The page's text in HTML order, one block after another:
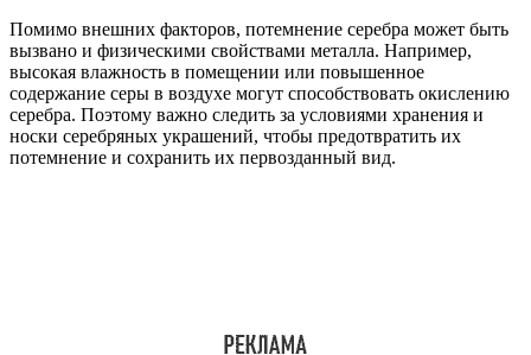
Помимо внешних факторов, потемнение серебра может быть
вызвано и физическими свойствами металла. Например,
высокая влажность в помещении или повышенное
содержание серы в воздухе могут способствовать окислению
серебра. Поэтому важно следить за условиями хранения и
носки серебряных украшений, чтобы предотвратить их
потемнение и сохранить их первозданный вид.